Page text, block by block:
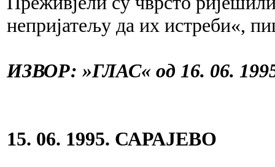
непријатељу да их
ИЗВОР: »ГЛАС« од 16. 06.
15. 06. 1995. САРАЈЕВО